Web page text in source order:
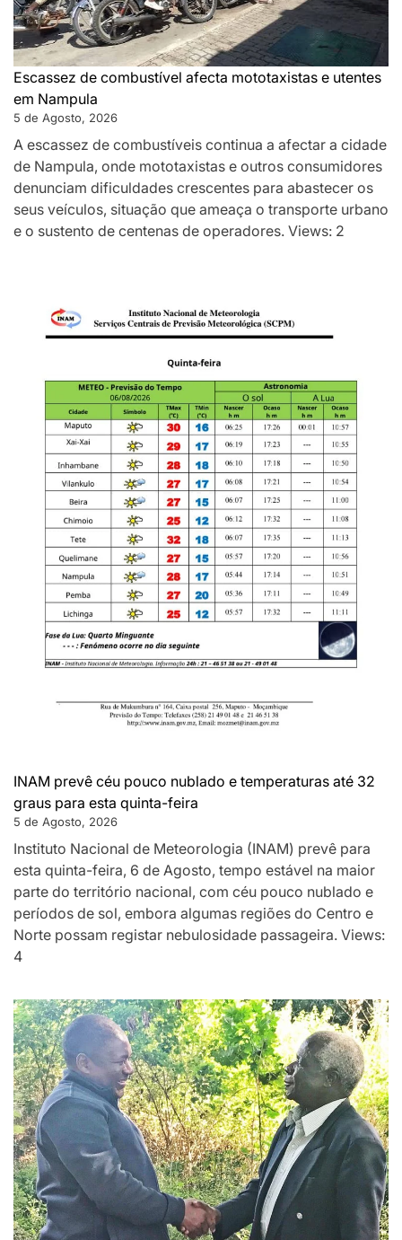
Escassez de combustível afecta mototaxistas e utentes
em Nampula
5 de Agosto, 2026
A escassez de combustíveis continua a afectar a cidade
de Nampula, onde mototaxistas e outros consumidores
denunciam dificuldades crescentes para abastecer os
seus veículos, situação que ameaça o transporte urbano
e o sustento de centenas de operadores. Views: 2
INAM prevê céu pouco nublado e temperaturas até 32
graus para esta quinta-feira
5 de Agosto, 2026
Instituto Nacional de Meteorologia (INAM) prevê para
esta quinta-feira, 6 de Agosto, tempo estável na maior
parte do território nacional, com céu pouco nublado e
períodos de sol, embora algumas regiões do Centro e
Norte possam registar nebulosidade passageira. Views:
4